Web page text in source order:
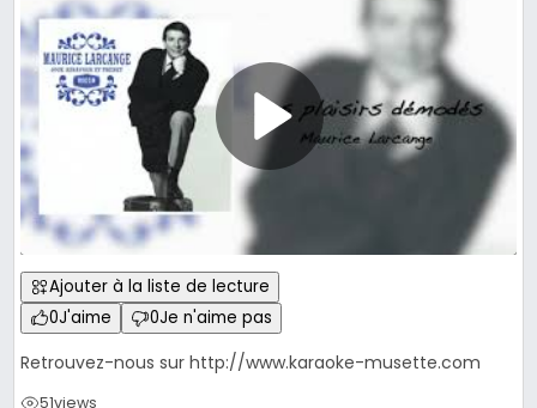
Ajouter à la liste de lecture
0J'aime 0Je n'aime pas
Retrouvez-nous sur http://www.karaoke-musette.com
51views